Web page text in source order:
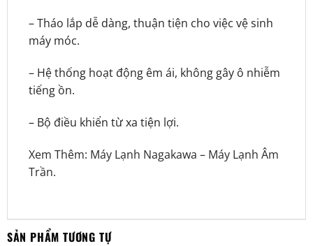
– Tháo lắp dễ dàng, thuận tiện cho việc vệ sinh
máy móc.
– Hệ thống hoạt động êm ái, không gây ô nhiễm
tiếng ồn.
– Bộ điều khiển từ xa tiện lợi.
Xem Thêm: Máy Lạnh Nagakawa – Máy Lạnh Âm
Trần.
SẢN PHẨM TƯƠNG TỰ